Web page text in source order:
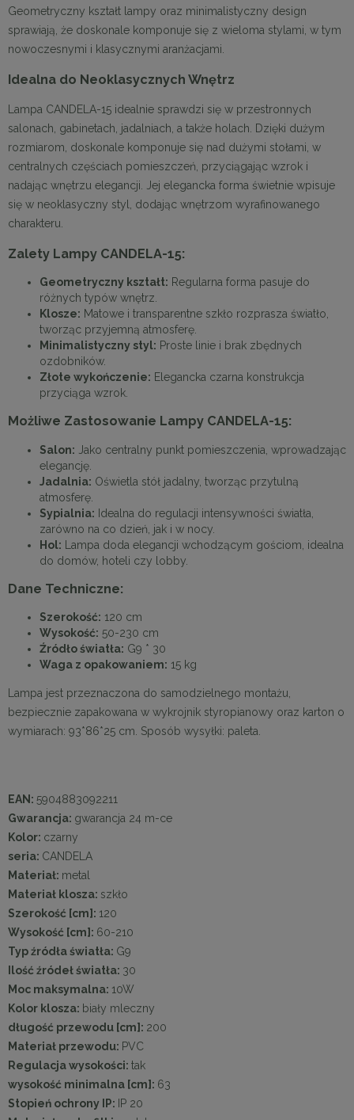
Geometryczny kształt lampy oraz minimalistyczny design
sprawiają, że doskonale komponuje się z wieloma stylami, w tym
nowoczesnymi i klasycznymi aranżacjami.
Idealna do Neoklasycznych Wnętrz
Lampa CANDELA-15 idealnie sprawdzi się w przestronnych
salonach, gabinetach, jadalniach, a także holach. Dzięki dużym
rozmiarom, doskonale komponuje się nad dużymi stołami, w
centralnych częściach pomieszczeń, przyciągając wzrok i
nadając wnętrzu elegancji. Jej elegancka forma świetnie wpisuje
się w neoklasyczny styl, dodając wnętrzom wyrafinowanego
charakteru.
Zalety Lampy CANDELA-15:
Geometryczny kształt: Regularna forma pasuje do
różnych typów wnętrz.
Klosze: Matowe i transparentne szkło rozprasza światło,
tworząc przyjemną atmosferę.
Minimalistyczny styl: Proste linie i brak zbędnych
ozdobników.
Złote wykończenie: Elegancka czarna konstrukcja
przyciąga wzrok.
Możliwe Zastosowanie Lampy CANDELA-15:
Salon: Jako centralny punkt pomieszczenia, wprowadzając
elegancję.
Jadalnia: Oświetla stół jadalny, tworząc przytulną
atmosferę.
Sypialnia: Idealna do regulacji intensywności światła,
zarówno na co dzień, jak i w nocy.
Hol: Lampa doda elegancji wchodzącym gościom, idealna
do domów, hoteli czy lobby.
Dane Techniczne:
Szerokość: 120 cm
Wysokość: 50-230 cm
Źródło światła: G9 * 30
Waga z opakowaniem: 15 kg
Lampa jest przeznaczona do samodzielnego montażu,
bezpiecznie zapakowana w wykrojnik styropianowy oraz karton o
wymiarach: 93*86*25 cm. Sposób wysyłki: paleta.
EAN: 5904883092211
Gwarancja: gwarancja 24 m-ce
Kolor: czarny
seria: CANDELA
Materiał: metal
Materiał klosza: szkło
Szerokość [cm]: 120
Wysokość [cm]: 60-210
Typ źródła światła: G9
Ilość źródeł światła: 30
Moc maksymalna: 10W
Kolor klosza: biały mleczny
długość przewodu [cm]: 200
Materiał przewodu: PVC
Regulacja wysokości: tak
wysokość minimalna [cm]: 63
Stopień ochrony IP: IP 20